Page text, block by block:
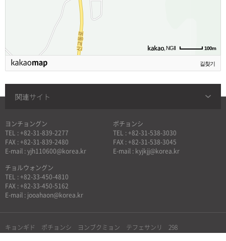
100m
, NGII
길찾기
ヨンチョングン
TEL : +82-31-839-2277
FAX : +82-31-839-2480
E-mail : yjh110600@korea.kr
ポチョンシ
TEL : +82-31-538-3030
FAX : +82-31-538-3045
E-mail : kyjkjj@korea.kr
チョルウォングン
TEL : +82-33-450-4810
FAX : +82-33-450-5162
E-mail : jooahaon@korea.kr
キョンギド ポチョンシ ヨンブクミョン テフェサンリ 298
関連サイト